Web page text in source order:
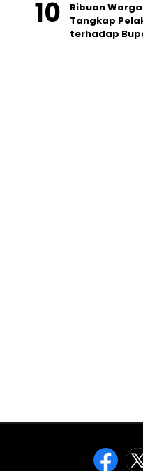
Ribuan
Tangkap
terhadap